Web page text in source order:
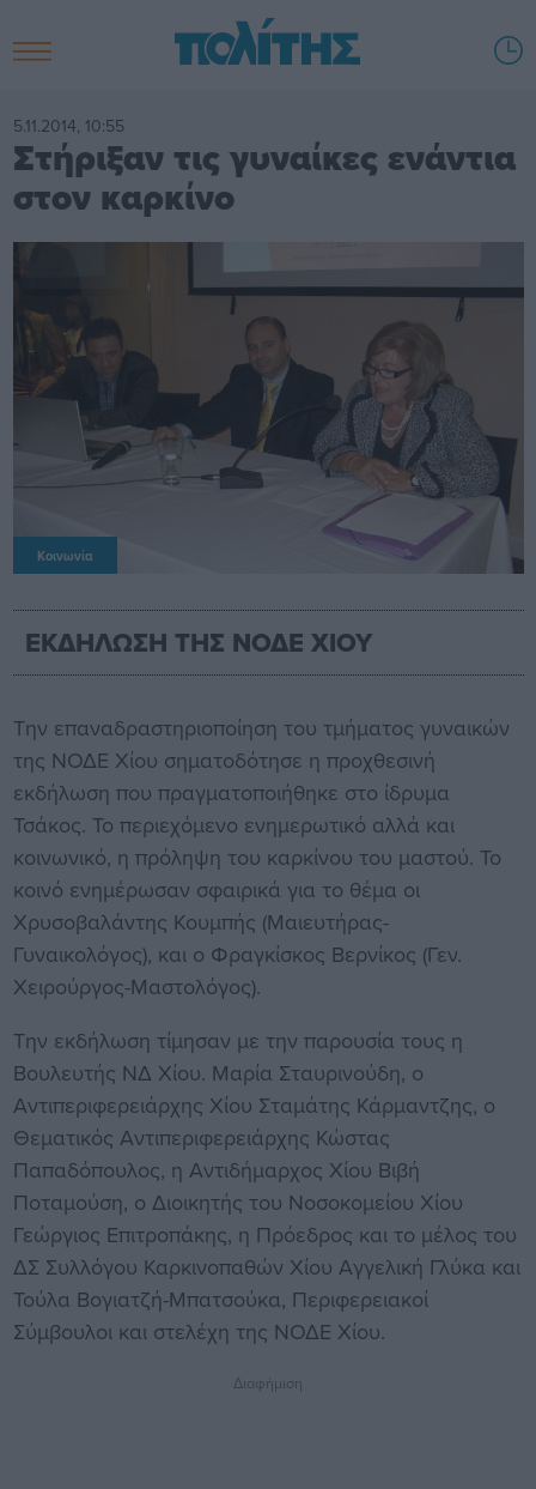
5.11.2014, 10:55
Στήριξαν τις γυναίκες ενάντια
στον καρκίνο
Κοινωνία
ΕΚΔΗΛΩΣΗ ΤΗΣ ΝΟΔΕ ΧΙΟΥ
Την επαναδραστηριοποίηση του τμήματος γυναικών
της ΝΟΔΕ Χίου σηματοδότησε η προχθεσινή
εκδήλωση που πραγματοποιήθηκε στο ίδρυμα
Τσάκος. Το περιεχόμενο ενημερωτικό αλλά και
κοινωνικό, η πρόληψη του καρκίνου του μαστού. Το
κοινό ενημέρωσαν σφαιρικά για το θέμα οι
Χρυσοβαλάντης Κουμπής (Μαιευτήρας-
Γυναικολόγος), και ο Φραγκίσκος Βερνίκος (Γεν.
Χειρούργος-Μαστολόγος).
Την εκδήλωση τίμησαν με την παρουσία τους η
Βουλευτής ΝΔ Χίου. Μαρία Σταυρινούδη, ο
Αντιπεριφερειάρχης Χίου Σταμάτης Κάρμαντζης, ο
Θεματικός Αντιπεριφερειάρχης Κώστας
Παπαδόπουλος, η Αντιδήμαρχος Χίου Βιβή
Ποταμούση, ο Διοικητής του Νοσοκομείου Χίου
Γεώργιος Επιτροπάκης, η Πρόεδρος και το μέλος του
ΔΣ Συλλόγου Καρκινοπαθών Χίου Αγγελική Γλύκα και
Τούλα Βογιατζή-Μπατσούκα, Περιφερειακοί
Σύμβουλοι και στελέχη της ΝΟΔΕ Χίου.
Διαφήμιση